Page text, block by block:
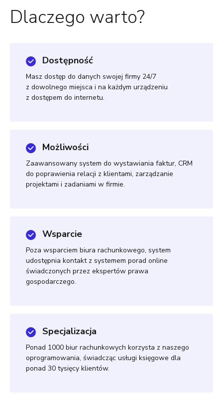
Dlaczego warto?
Dostępność
Masz dostęp do danych swojej firmy 24/7
z dowolnego miejsca i na każdym urządzeniu
z dostępem do internetu.
Możliwości
Zaawansowany system do wystawiania faktur, CRM
do poprawienia relacji z klientami, zarządzanie
projektami i zadaniami w firmie.
Wsparcie
Poza wsparciem biura rachunkowego, system
udostępnia kontakt z systemem porad online
świadczonych przez ekspertów prawa
gospodarczego.
Specjalizacja
Ponad 1000 biur rachunkowych korzysta z naszego
oprogramowania, świadcząc usługi księgowe dla
ponad 30 tysięcy klientów.